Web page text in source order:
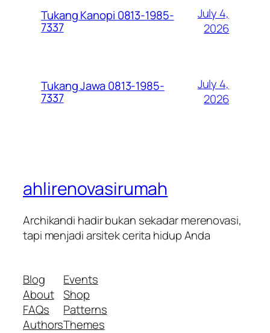
Tukang Kanopi 0813-1985-
7337
July 4,
2026
Tukang Jawa 0813-1985-
7337
July 4,
2026
ahlirenovasirumah
Archikandi hadir bukan sekadar merenovasi,
tapi menjadi arsitek cerita hidup Anda
Blog
About
FAQs
Authors
Events
Shop
Patterns
Themes